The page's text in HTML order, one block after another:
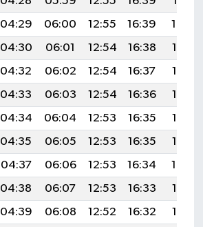
04:29 06:00 12:55 16:39
19:39
04:30 06:01 12:54 16:38
19:38
04:32 06:02 12:54 16:37
19:36
04:33 06:03 12:54 16:36
19:35
04:34 06:04 12:53 16:35
19:33
04:35 06:05 12:53 16:35
19:32
04:37 06:06 12:53 16:34
19:30
04:38 06:07 12:53 16:33
19:28
04:39 06:08 12:52 16:32
19:27